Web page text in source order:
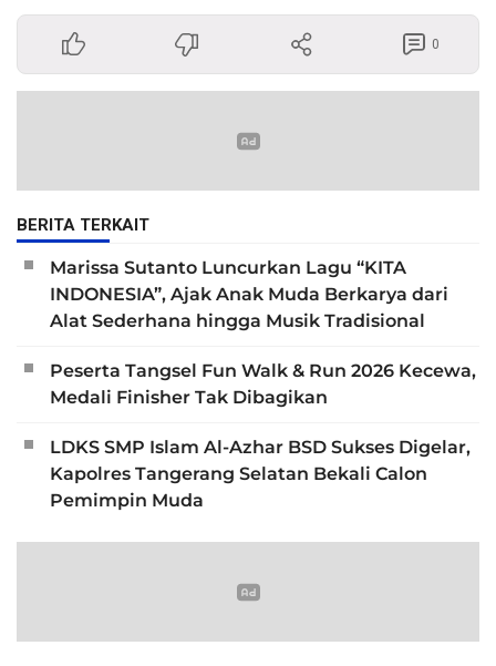
0
BERITA TERKAIT
Marissa Sutanto Luncurkan Lagu “KITA
INDONESIA”, Ajak Anak Muda Berkarya dari
Alat Sederhana hingga Musik Tradisional
Peserta Tangsel Fun Walk & Run 2026 Kecewa,
Medali Finisher Tak Dibagikan
LDKS SMP Islam Al-Azhar BSD Sukses Digelar,
Kapolres Tangerang Selatan Bekali Calon
Pemimpin Muda